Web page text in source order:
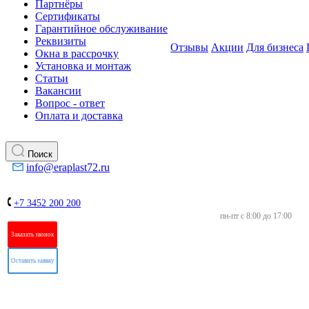
Партнёры
Сертификаты
Гарантийное обслуживание
Реквизиты
Окна в рассрочку
Установка и монтаж
Статьи
Вакансии
Вопрос - ответ
Оплата и доставка
Отзывы Акции Для бизнеса
Поиск
info@eraplast72.ru
+7 3452 200 200
пн-пт с 8:00 до 17:00
Заказать звонок
Оставить заявку